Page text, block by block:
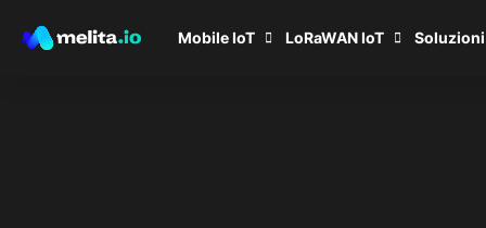
Mobile IoT LoRaWAN IoT Soluzioni